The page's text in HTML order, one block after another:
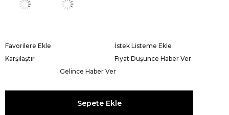
Favorilere Ekle
İstek Listeme Ekle
Karşılaştır
Fiyat Düşünce Haber Ver
Gelince Haber Ver